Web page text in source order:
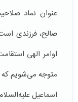
عنوان نماد
صالح، فرزندی
اوامر الهی
متوجه می‌شویم که
اسماعیل